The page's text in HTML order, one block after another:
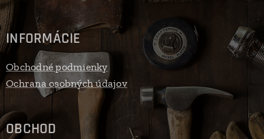
INFORMÁCIE
Obchodné podmienky
Ochrana osobných údajov
OBCHOD